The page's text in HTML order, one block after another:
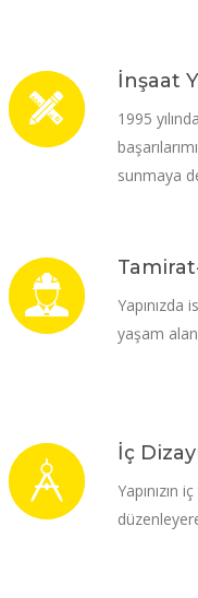
İnşaat
1995
sunmaya
yaşam
İç
Yapınızın